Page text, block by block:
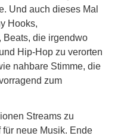
Und auch dieses Mal
Hooks,
Beats, die irgendwo
Hip-Hop zu verorten
nahbare Stimme, die
zum
Streams zu
neue Musik. Ende